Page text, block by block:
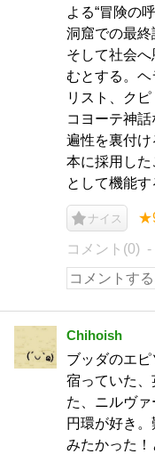
よる“冒険の
洞窟での最終
そして社会
むとする。
リスト、ク
コヨーテ神
遍性を裏付
本に採用した
として機能す
ナイス
コメント(0)
Chihoish
ブッダのエ
宿っていた
た、ニルヴ
円環が好き
みたかった